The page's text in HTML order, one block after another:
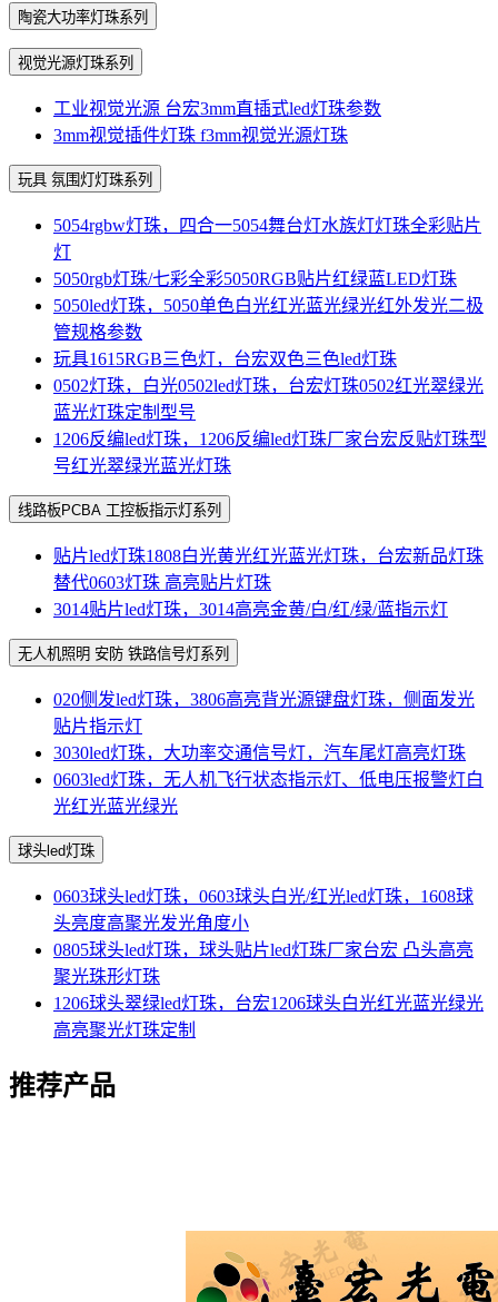
陶瓷大功率灯珠系列
视觉光源灯珠系列
工业视觉光源 台宏3mm直插式led灯珠参数
3mm视觉插件灯珠 f3mm视觉光源灯珠
玩具 氛围灯灯珠系列
5054rgbw灯珠，四合一5054舞台灯水族灯灯珠全彩贴片
灯
5050rgb灯珠/七彩全彩5050RGB贴片红绿蓝LED灯珠
5050led灯珠，5050单色白光红光蓝光绿光红外发光二极
管规格参数
玩具1615RGB三色灯，台宏双色三色led灯珠
0502灯珠，白光0502led灯珠，台宏灯珠0502红光翠绿光
蓝光灯珠定制型号
1206反编led灯珠，1206反编led灯珠厂家台宏反贴灯珠型
号红光翠绿光蓝光灯珠
线路板PCBA 工控板指示灯系列
贴片led灯珠1808白光黄光红光蓝光灯珠，台宏新品灯珠
替代0603灯珠 高亮贴片灯珠
3014贴片led灯珠，3014高亮金黄/白/红/绿/蓝指示灯
无人机照明 安防 铁路信号灯系列
020侧发led灯珠，3806高亮背光源键盘灯珠，侧面发光
贴片指示灯
3030led灯珠，大功率交通信号灯，汽车尾灯高亮灯珠
0603led灯珠，无人机飞行状态指示灯、低电压报警灯白
光红光蓝光绿光
球头led灯珠
0603球头led灯珠，0603球头白光/红光led灯珠，1608球
头亮度高聚光发光角度小
0805球头led灯珠，球头贴片led灯珠厂家台宏 凸头高亮
聚光珠形灯珠
1206球头翠绿led灯珠，台宏1206球头白光红光蓝光绿光
高亮聚光灯珠定制
推荐产品